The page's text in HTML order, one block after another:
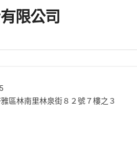
限公司
區林南里林泉街８２號７樓之３